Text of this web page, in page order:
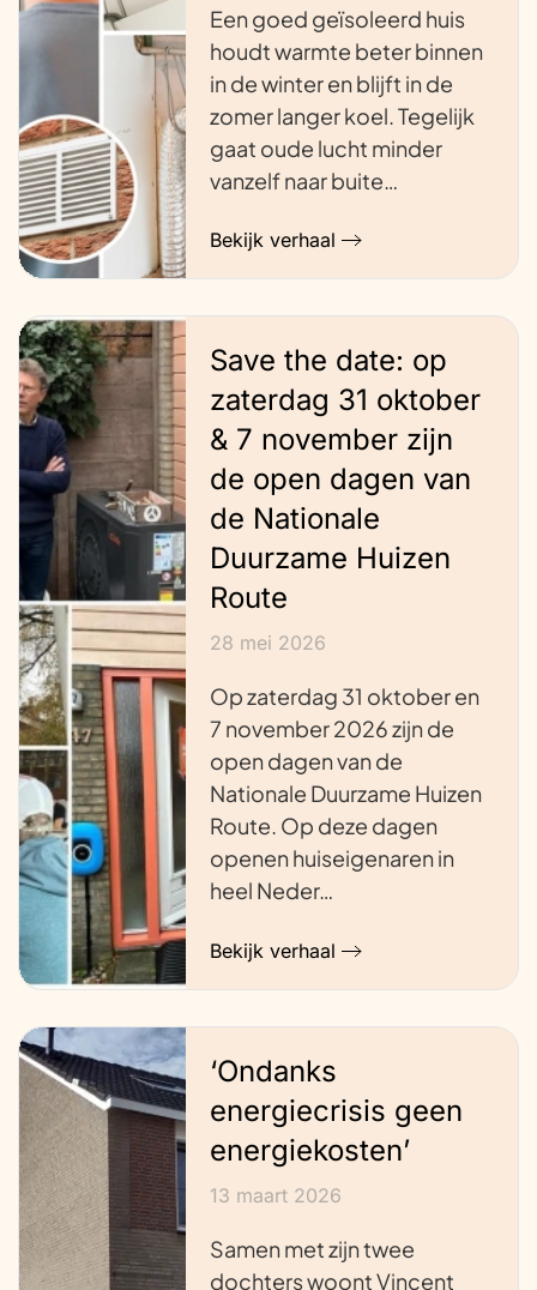
Een goed geïsoleerd huis
houdt warmte beter binnen
in de winter en blijft in de
zomer langer koel. Tegelijk
gaat oude lucht minder
vanzelf naar buite…
Bekijk verhaal
Save the date: op
zaterdag 31 oktober
& 7 november zijn
de open dagen van
de Nationale
Duurzame Huizen
Route
28 mei 2026
Op zaterdag 31 oktober en
7 november 2026 zijn de
open dagen van de
Nationale Duurzame Huizen
Route. Op deze dagen
openen huiseigenaren in
heel Neder…
Bekijk verhaal
‘Ondanks
energiecrisis geen
energiekosten’
13 maart 2026
Samen met zijn twee
dochters woont Vincent